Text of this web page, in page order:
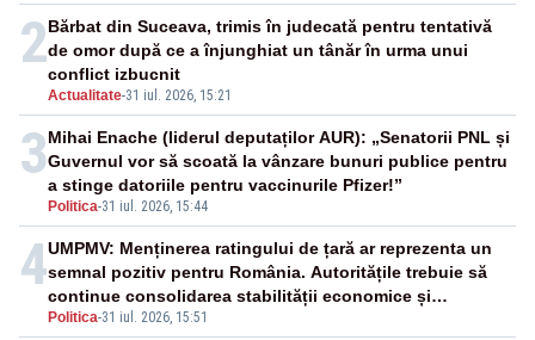
2
Actualitate-31 iul. 2026, 15:21
Bărbat din Suceava, trimis în judecată pentru tentativă
de omor după ce a înjunghiat un tânăr în urma unui
conflict izbucnit
3
Politica-31 iul. 2026, 15:44
Mihai Enache (liderul deputaților AUR): „Senatorii PNL și
Guvernul vor să scoată la vânzare bunuri publice pentru
a stinge datoriile pentru vaccinurile Pfizer!”
4
Politica-31 iul. 2026, 15:51
UMPMV: Menținerea ratingului de țară ar reprezenta un
semnal pozitiv pentru România. Autoritățile trebuie să
continue consolidarea stabilității economice și
financiare